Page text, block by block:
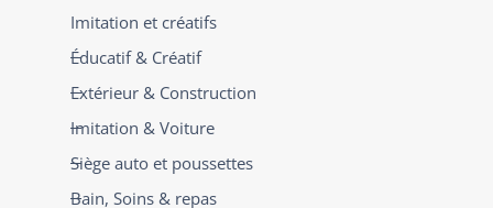
Imitation et créatifs
Éducatif & Créatif
Extérieur & Construction
Imitation & Voiture
Siège auto et poussettes
Bain, Soins & repas